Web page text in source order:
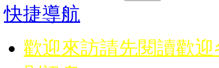
快捷導航
歡迎來訪請先閱讀歡迎